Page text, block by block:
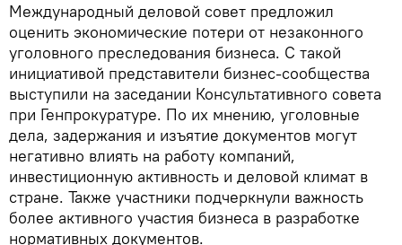
Международный деловой совет предложил
оценить экономические потери от незаконного
уголовного преследования бизнеса. С такой
инициативой представители бизнес-сообщества
выступили на заседании Консультативного совета
при Генпрокуратуре. По их мнению, уголовные
дела, задержания и изъятие документов могут
негативно влиять на работу компаний,
инвестиционную активность и деловой климат в
стране. Также участники подчеркнули важность
более активного участия бизнеса в разработке
нормативных документов.